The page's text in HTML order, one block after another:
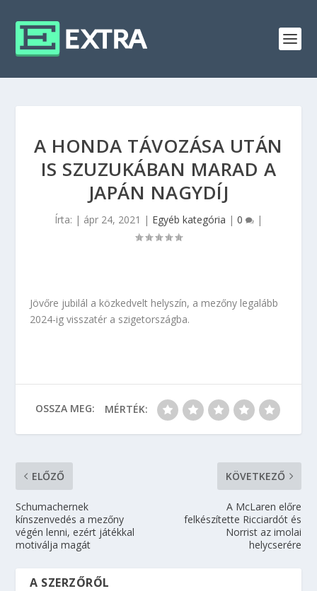
A HONDA TÁVOZÁSA UTÁN
IS SZUZUKÁBAN MARAD A
JAPÁN NAGYDÍJ
Írta: | ápr 24, 2021 | Egyéb kategória | 0 |
Jövőre jubilál a közkedvelt helyszín, a mezőny legalább
2024-ig visszatér a szigetországba.
OSSZA MEG: MÉRTÉK:
ELŐZŐ
Schumachernek
kínszenvedés a mezőny
végén lenni, ezért játékkal
motiválja magát
KÖVETKEZŐ
A McLaren előre
felkészítette Ricciardót és
Norrist az imolai
helycserére
A SZERZŐRŐL